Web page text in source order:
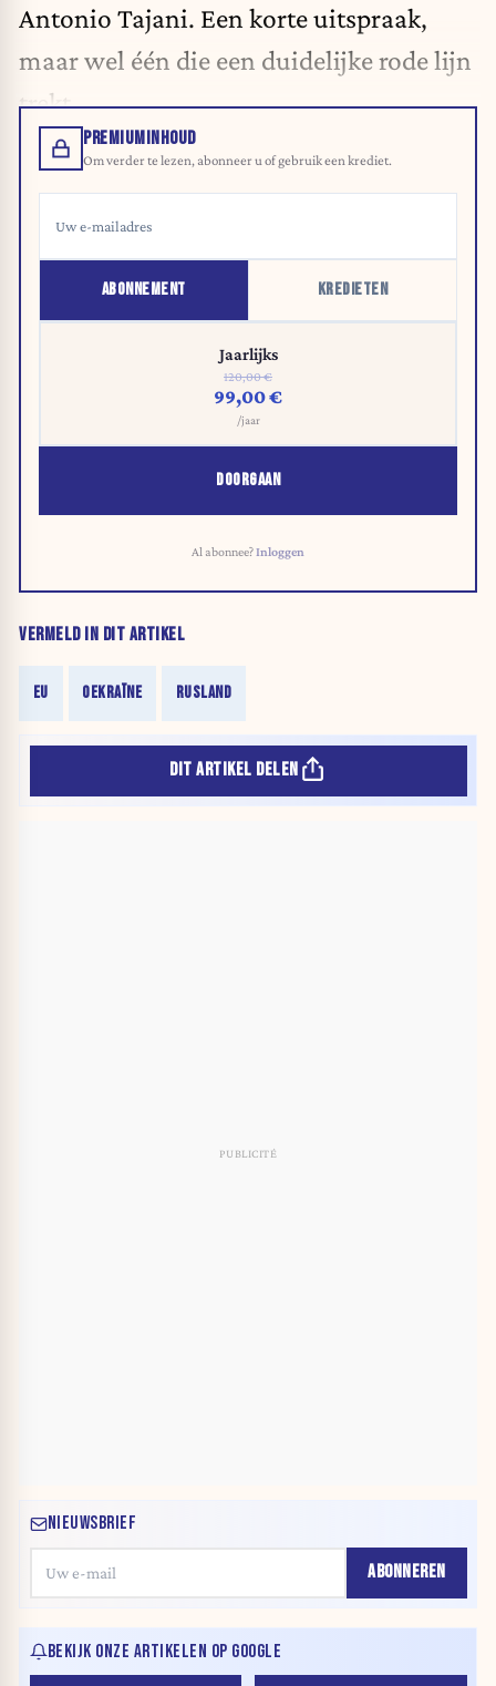
Antonio Tajani. Een korte uitspraak,
maar wel één die een duidelijke rode lijn
trekt.
PREMIUMINHOUD
Om verder te lezen, abonneer u of gebruik een krediet.
ABONNEMENT KREDIETEN
Jaarlijks
120,00 €
99,00 €
/jaar
DOORGAAN
Al abonnee?Inloggen
VERMELD IN DIT ARTIKEL
EU OEKRAÏNE RUSLAND
DIT ARTIKEL DELEN
NIEUWSBRIEF
ABONNEREN
BEKIJK ONZE ARTIKELEN OP GOOGLE